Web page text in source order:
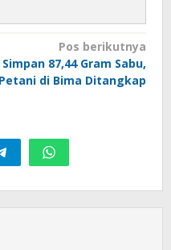
Pos berikutnya
Simpan 87,44 Gram Sabu,
Petani di Bima Ditangkap